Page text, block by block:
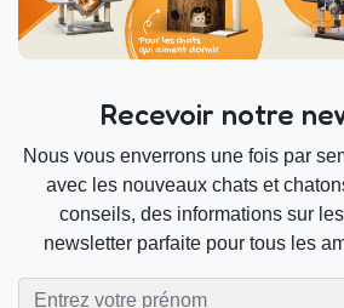
Recevoir notre
Nous vous enverrons une fois par
avec les nouveaux chats et
conseils, des informations sur
newsletter parfaite pour tous les